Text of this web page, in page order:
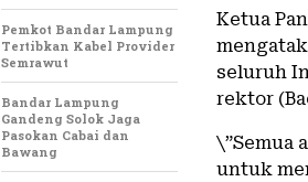
Ketua
seluruh
rektor
\”Semua
untuk
Pemkot Bandar Lampung
Tertibkan Kabel Provider
Semrawut
Bandar Lampung
Gandeng Solok Jaga
Pasokan Cabai dan
Bawang